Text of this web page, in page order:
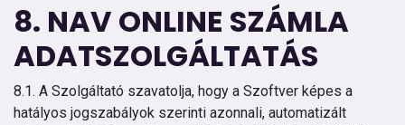
8. NAV ONLINE SZÁMLA
ADATSZOLGÁLTATÁS
8.1. A Szolgáltató szavatolja, hogy a Szoftver képes a
hatályos jogszabályok szerinti azonnali, automatizált